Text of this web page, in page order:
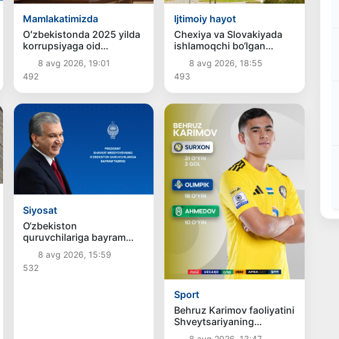
Mamlakatimizda
Oʻzbekistonda 2025 yilda
korrupsiyaga oid
jinoyatlar boʻyicha 7 517
nafar shaxs javobgarlikka
tortilgan
8 avg 2026, 19:01
492
Ijtimoiy hayot
Chexiya va Slovakiyada
ishlamoqchi bo‘lgan
tibbiyot mutaxassislari
ro‘yxatga olinadi
8 avg 2026, 18:55
493
Siyosat
O‘zbekiston
quruvchilariga bayram
tabrigi8 avg 2026, 15:59
532
Sport
Behruz Karimov faoliyatini
Shveytsariyaning
«Lugano» klubida davom